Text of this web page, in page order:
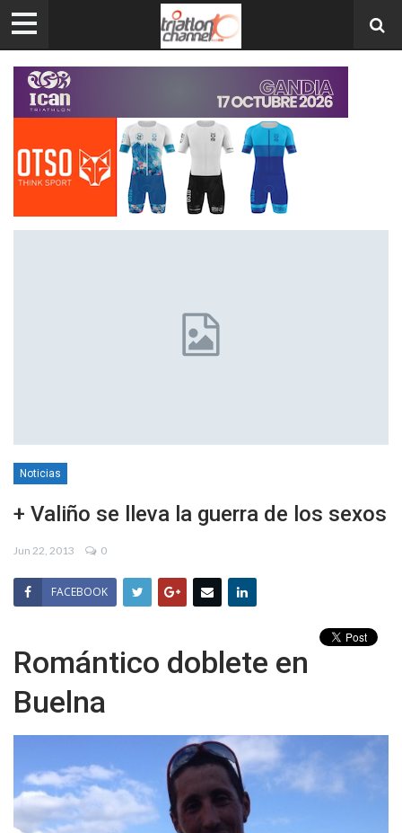
Noticias
+ Valiño se lleva la guerra de los sexos
Jun 22, 2013 0
FACEBOOK
Romántico doblete en
Buelna